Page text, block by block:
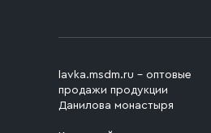
lavka.msdm.ru – оптовые
продажи продукции
Данилова монастыря